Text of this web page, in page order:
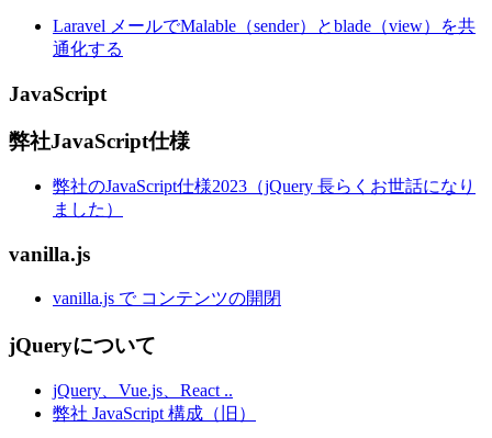
Laravel メールでMalable（sender）とblade（view）を共
通化する
JavaScript
弊社JavaScript仕様
弊社のJavaScript仕様2023（jQuery 長らくお世話になり
ました）
vanilla.js
vanilla.js で コンテンツの開閉
jQueryについて
jQuery、Vue.js、React ..
弊社 JavaScript 構成（旧）